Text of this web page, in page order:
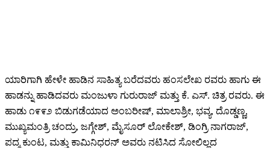
ಯಾರಿಗಾಗಿ ಹೇಳೇ ಹಾಡಿನ ಸಾಹಿತ್ಯ ಬರೆದವರು ಹಂಸಲೇಖ ರವರು ಹಾಗು ಈ
ಹಾಡನ್ನು ಹಾಡಿದವರು ಮಂಜುಳಾ ಗುರುರಾಜ್ ಮತ್ತು ಕೆ. ಎಸ್. ಚಿತ್ರ ರವರು. ಈ
ಹಾಡು ೧೯೯೨ ಬಿಡುಗಡೆಯಾದ ಅಂಬರೀಷ್, ಮಾಲಾಶ್ರೀ, ಭವ್ಯ, ದೊಡ್ಡಣ್ಣ,
ಮುಖ್ಯಮಂತ್ರಿ ಚಂದ್ರು, ಜಗ್ಗೇಶ್, ಮೈಸೂರ್ ಲೋಕೇಶ್, ಡಿಂಗ್ರಿ ನಾಗರಾಜ್,
ಪದ್ಮ ಕುಂಟ, ಮತ್ತು ಕಾಮಿನಿಧರನ್ ಅವರು ನಟಿಸಿದ ಸೋಲಿಲ್ಲದ